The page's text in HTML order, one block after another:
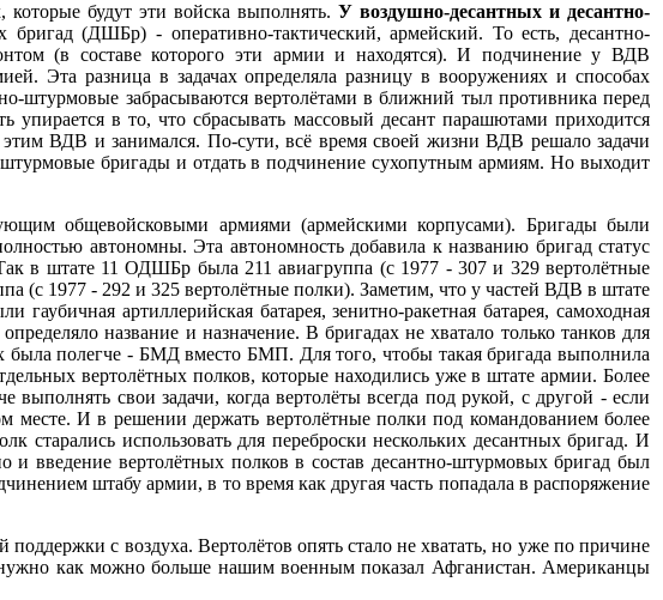
будут эти войска выполнять. У воздушно-десантных и десантно-
(ДШБр) - оперативно-тактический, армейский. То есть, десантно-
(в составе которого эти армии и находятся). И подчинение у ВДВ
Эта разница в задачах определяла разницу в вооружениях и способах
штурмовые забрасываются вертолётами в ближний тыл противника перед
в то, что сбрасывать массовый десант парашютами приходится
этим ВДВ и занимался. По-сути, всё время своей жизни ВДВ решало задачи
бригады и отдать в подчинение сухопутным армиям. Но выходит
общевойсковыми армиями (армейскими корпусами). Бригады были
автономны. Эта автономность добавила к названию бригад статус
в штате 11 ОДШБр была 211 авиагруппа (с 1977 - 307 и 329 вертолётные
(с 1977 - 292 и 325 вертолётные полки). Заметим, что у частей ВДВ в штате
гаубичная артиллерийская батарея, зенитно-ракетная батарея, самоходная
название и назначение. В бригадах не хватало только танков для
была полегче - БМД вместо БМП. Для того, чтобы такая бригада выполнила
вертолётных полков, которые находились уже в штате армии. Более
свои задачи, когда вертолёты всегда под рукой, с другой - если
месте. И в решении держать вертолётные полки под командованием более
использовать для переброски нескольких десантных бригад. И
и введение вертолётных полков в состав десантно-штурмовых бригад был
штабу армии, в то время как другая часть попадала в распоряжение
с воздуха. Вертолётов опять стало не хватать, но уже по причине
как можно больше нашим военным показал Афганистан. Американцы